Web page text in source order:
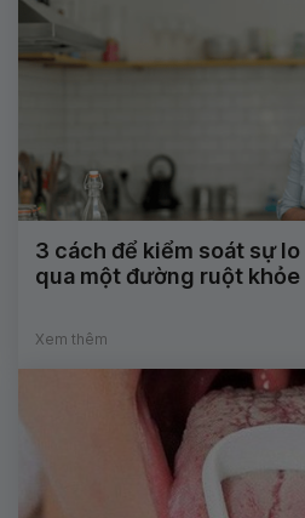
3 cách để kiểm soát sự
qua một đường ruột khỏe
Xem thêm